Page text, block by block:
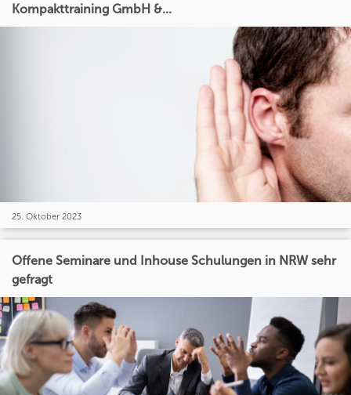
Kompakttraining GmbH &...
25. Oktober 2023
Offene Seminare und Inhouse Schulungen in NRW sehr
gefragt